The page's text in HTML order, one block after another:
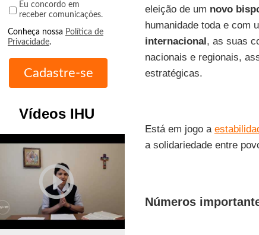
Eu concordo em
receber comunicações.
Conheça nossa Política de
Privacidade.
Vídeos IHU
play_circle_outline
eleição de um novo
humanidade toda e com
internacional, as suas
nacionais e regionais,
estratégicas.
Está em jogo a
a solidariedade entre
Números